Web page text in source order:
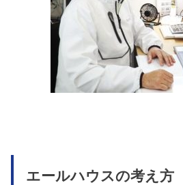
エールハウスの考え方